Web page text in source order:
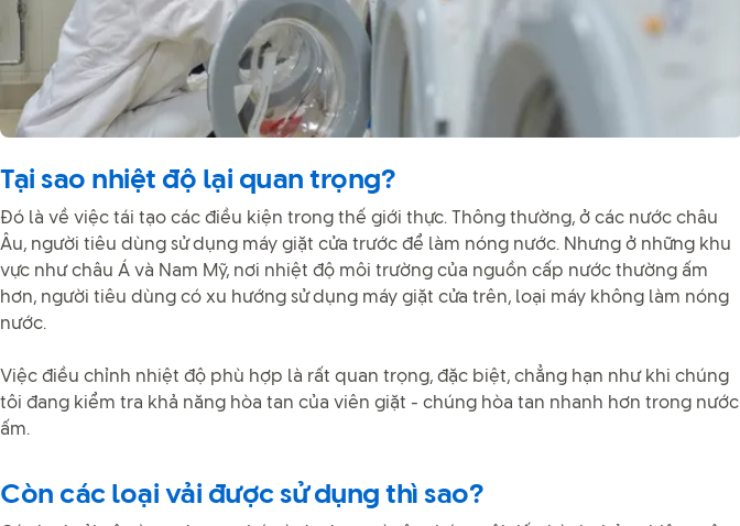
Tại sao nhiệt độ lại quan trọng?
Đó là về việc tái tạo các điều kiện trong thế giới thực. Thông thường, ở các nước châu
Âu, người tiêu dùng sử dụng máy giặt cửa trước để làm nóng nước. Nhưng ở những khu
vực như châu Á và Nam Mỹ, nơi nhiệt độ môi trường của nguồn cấp nước thường ấm
hơn, người tiêu dùng có xu hướng sử dụng máy giặt cửa trên, loại máy không làm nóng
nước.
Việc điều chỉnh nhiệt độ phù hợp là rất quan trọng, đặc biệt, chẳng hạn như khi chúng
tôi đang kiểm tra khả năng hòa tan của viên giặt - chúng hòa tan nhanh hơn trong nước
ấm.
Còn các loại vải được sử dụng thì sao?